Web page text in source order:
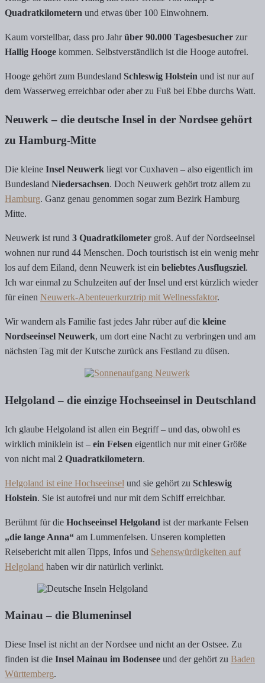
Quadratkilometern und etwas über 100 Einwohnern.
Kaum vorstellbar, dass pro Jahrüber 90.000 Tagesbesucher zur
Hallig Hooge kommen. Selbstverständlich ist die Hooge autofrei.
Hooge gehört zum Bundesland Schleswig Holstein und ist nur auf
dem Wasserweg erreichbar oder aber zu Fuß bei Ebbe durchs Watt.
Neuwerk – die deutsche Insel in der Nordsee gehört
zu Hamburg-Mitte
Die kleine Insel Neuwerk liegt vor Cuxhaven – also eigentlich im
Bundesland Niedersachsen. Doch Neuwerk gehört trotz allem zu
Hamburg. Ganz genau genommen sogar zum Bezirk Hamburg
Mitte.
Neuwerk ist rund 3 Quadratkilometer groß. Auf der Nordseeinsel
wohnen nur rund 44 Menschen. Doch touristisch ist ein wenig mehr
los auf dem Eiland, denn Neuwerk ist ein beliebtes Ausflugsziel.
Ich war einmal zu Schulzeiten auf der Insel und erst kürzlich wieder
für einen Neuwerk-Abenteuerkurztrip mit Wellnessfaktor.
Wir wandern als Familie fast jedes Jahr rüber auf die kleine
Nordseeinsel Neuwerk, um dort eine Nacht zu verbringen und am
nächsten Tag mit der Kutsche zurück ans Festland zu düsen.
Helgoland – die einzige Hochseeinsel in Deutschland
Ich glaube Helgoland ist allen ein Begriff – und das, obwohl es
wirklich miniklein ist – ein Felsen eigentlich nur mit einer Größe
von nicht mal 2 Quadratkilometern.
Helgoland ist eine Hochseeinsel und sie gehört zu Schleswig
Holstein. Sie ist autofrei und nur mit dem Schiff erreichbar.
Berühmt für die Hochseeinsel Helgoland ist der markante Felsen
„die lange Anna“ am Lummenfelsen. Unseren kompletten
Reisebericht mit allen Tipps, Infos und Sehenswürdigkeiten auf
Helgoland haben wir dir natürlich verlinkt.
Mainau – die Blumeninsel
Diese Insel ist nicht an der Nordsee und nicht an der Ostsee. Zu
finden ist die Insel Mainau im Bodensee und der gehört zu Baden
Württemberg.